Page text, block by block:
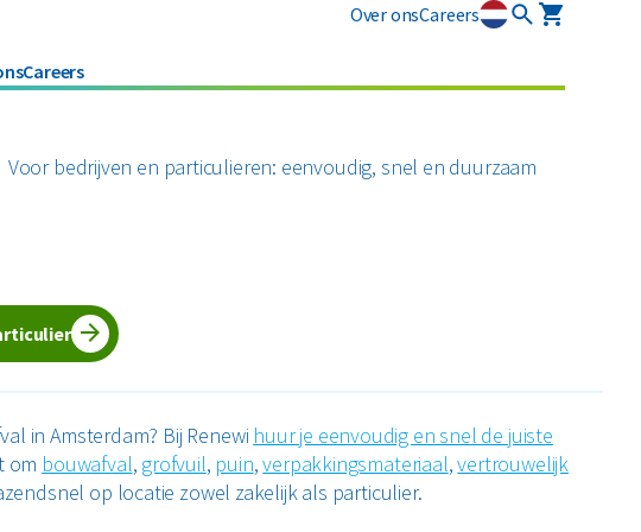
Over onsCareers
Onze diensten
Circulair+
Alle circulaire materialen
Careers
Voor bedrijven en particulieren: eenvoudig, snel en duurzaam
in Amsterdam? Bij Renewi huur je eenvoudig en snel de juiste
om bouwafval, grofvuil, puin,verpakkingsmateriaal,vertrouwelijk
op locatie zowel zakelijk als particulier.